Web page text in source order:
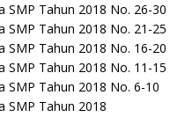
SMP Tahun 2018 No. 26-30
SMP Tahun 2018 No. 21-25
SMP Tahun 2018 No. 16-20
SMP Tahun 2018 No. 11-15
SMP Tahun 2018 No. 6-10
SMP Tahun 2018